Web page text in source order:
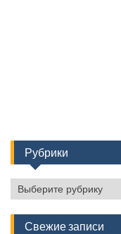
Рубрики
Рубрики
Свежие записи